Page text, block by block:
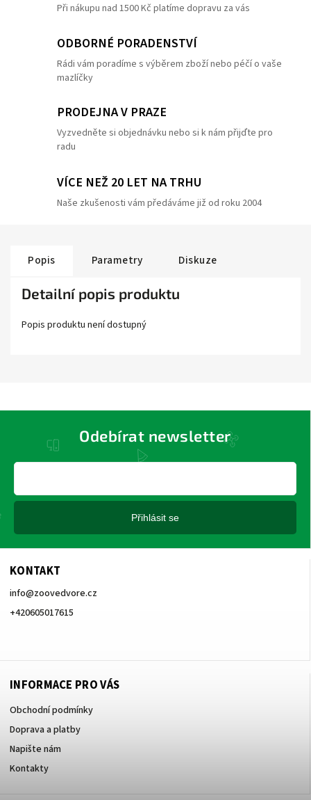
Při nákupu nad 1500 Kč platíme dopravu za vás
ODBORNÉ PORADENSTVÍ
Rádi vám poradíme s výběrem zboží nebo péčí o vaše
mazlíčky
PRODEJNA V PRAZE
Vyzvedněte si objednávku nebo si k nám přijďte pro
radu
VÍCE NEŽ 20 LET NA TRHU
Naše zkušenosti vám předáváme již od roku 2004
Popis Parametry Diskuze
Detailní popis produktu
Popis produktu není dostupný
KONTAKT
info@zoovedvore.cz
+420605017615
INFORMACE PRO VÁS
Obchodní podmínky
Doprava a platby
Napište nám
Kontakty
Odebírat newsletter
Přihlásit se